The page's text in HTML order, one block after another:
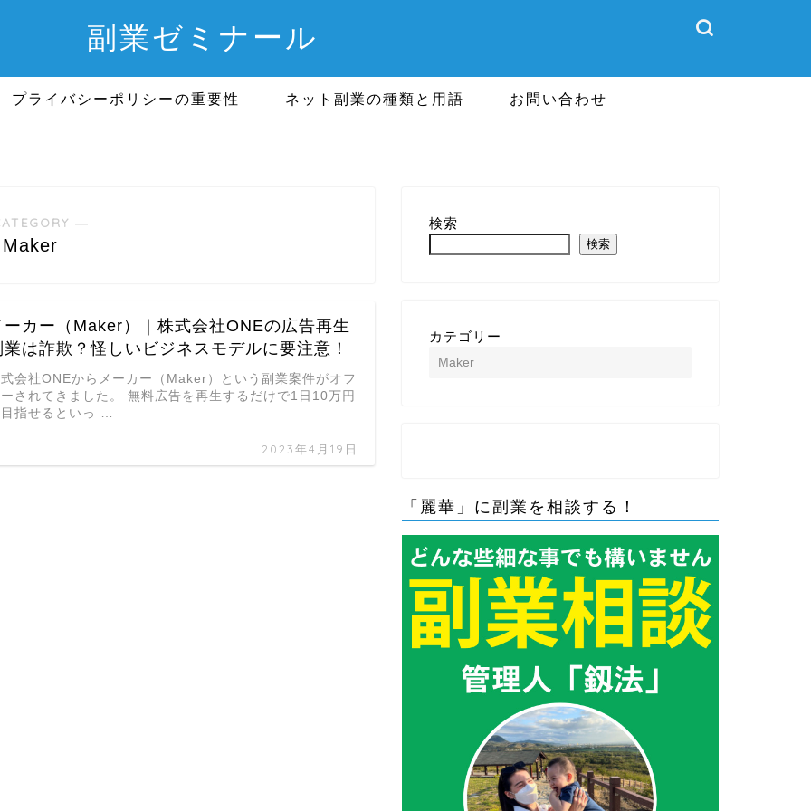
副業ゼミナール
プライバシーポリシーの重要性 ネット副業の種類と用語 お問い合わせ
―
Maker
ーカー（Maker）｜株式会社ONEの広告再生
業は詐欺？怪しいビジネスモデルに要注意！
2023年4月19日
会社ONEからメーカー（Maker）という副業案件がオフ
されてきました。 無料広告を再生するだけで1日10万円
指せるといっ …
検索
検索
カテゴリー
「麗華」に副業を相談する！